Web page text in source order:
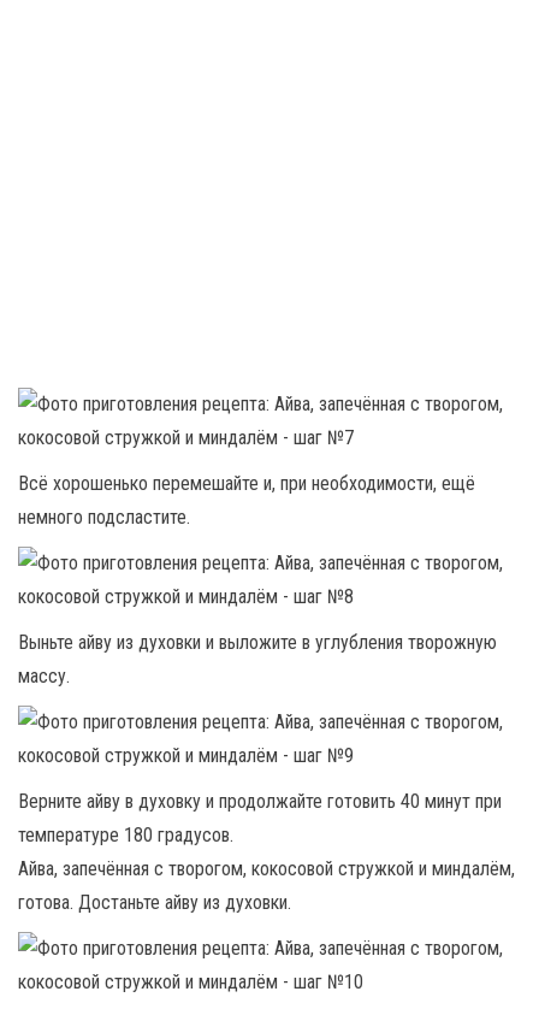
Всё хорошенько перемешайте и, при необходимости, ещё
немного подсластите.
Выньте айву из духовки и выложите в углубления творожную
массу.
Верните айву в духовку и продолжайте готовить 40 минут при
температуре 180 градусов.
Айва, запечённая с творогом, кокосовой стружкой и миндалём,
готова. Достаньте айву из духовки.